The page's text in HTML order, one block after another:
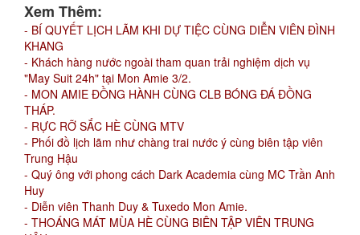
Xem Thêm:
- BÍ QUYẾT LỊCH LÃM KHI DỰ TIỆC CÙNG DIỄN VIÊN ĐÌNH
KHANG
- Khách hàng nước ngoài tham quan trải nghiệm dịch vụ
"May Suit 24h" tại Mon Amie 3/2.
- MON AMIE ĐỒNG HÀNH CÙNG CLB BÓNG ĐÁ ĐỒNG
THÁP.
- RỰC RỠ SẮC HÈ CÙNG MTV
- Phối đồ lịch lãm như chàng trai nước ý cùng biên tập viên
Trung Hậu
- Quý ông với phong cách Dark Academia cùng MC Trần Anh
Huy
- Diễn viên Thanh Duy & Tuxedo Mon Amie.
- THOÁNG MÁT MÙA HÈ CÙNG BIÊN TẬP VIÊN TRUNG